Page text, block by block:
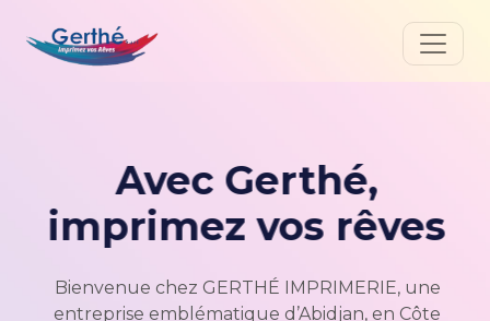
Avec Gerthé,
imprimez vos rêves
Bienvenue chez GERTHÉ IMPRIMERIE, une
entreprise emblématique d’Abidjan, en Côte